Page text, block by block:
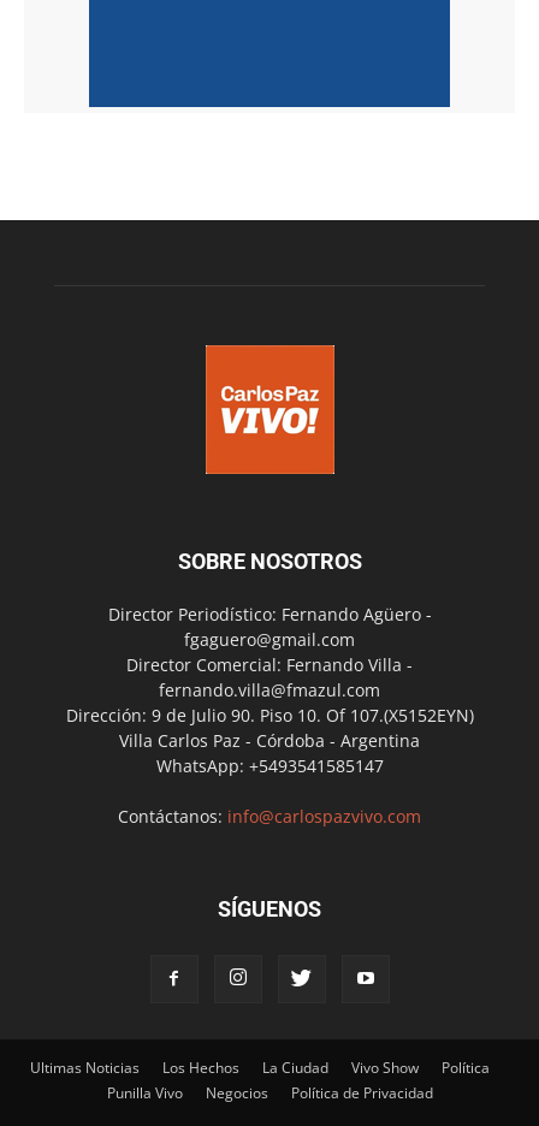
SOBRE NOSOTROS
Director Periodístico: Fernando Agüero -
fgaguero@gmail.com
Director Comercial: Fernando Villa -
fernando.villa@fmazul.com
Dirección: 9 de Julio 90. Piso 10. Of 107.(X5152EYN)
Villa Carlos Paz - Córdoba - Argentina
WhatsApp: +5493541585147
Contáctanos: info@carlospazvivo.com
SÍGUENOS
Ultimas Noticias Los Hechos La Ciudad Vivo Show
Política
Punilla Vivo
Negocios Política de Privacidad